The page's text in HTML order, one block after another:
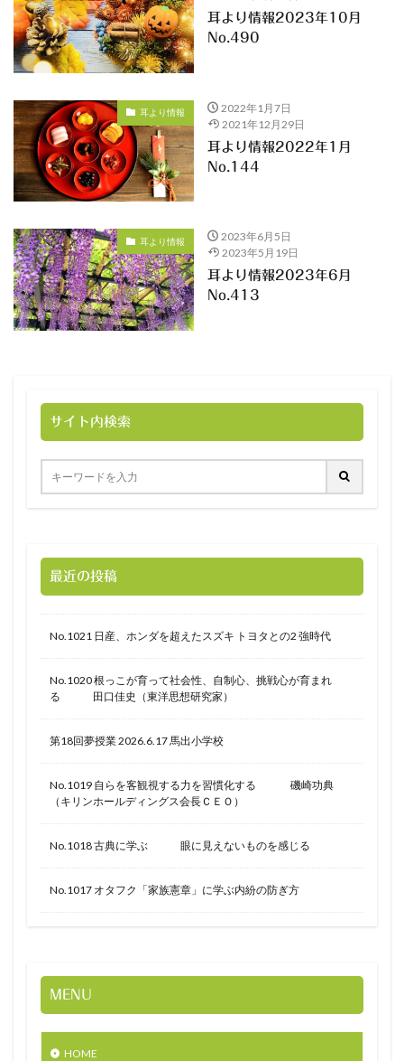
耳より情報2023年10月
No.490
耳より情報
2022年1月7日
2021年12月29日
耳より情報2022年1月
No.144
耳より情報
2023年6月5日
2023年5月19日
耳より情報2023年6月
No.413
サイト内検索
最近の投稿
No.1021 日産、ホンダを超えたスズキ トヨタとの2 強時代
No.1020 根っこが育って社会性、自制心、挑戦心が育まれ
る 田口佳史（東洋思想研究家）
第18回夢授業 2026.6.17 馬出小学校
No.1019 自らを客観視する力を習慣化する 磯崎功典
（キリンホールディングス会長ＣＥＯ）
No.1018 古典に学ぶ 眼に見えないものを感じる
No.1017 オタフク「家族憲章」に学ぶ内紛の防ぎ方
MENU
HOME